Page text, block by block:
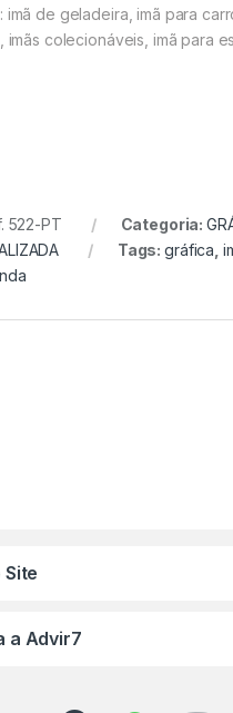
imã de geladeira, imã para
imãs colecionáveis, imã para
522-PT Categoria:
Tags:gráfica
Site
a Advir7